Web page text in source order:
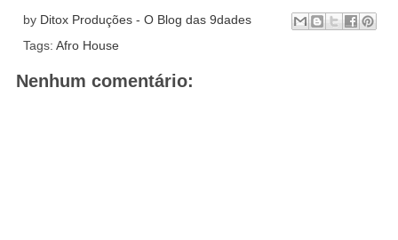
by Ditox Produções - O Blog das 9dades
Tags: Afro House
Nenhum comentário: